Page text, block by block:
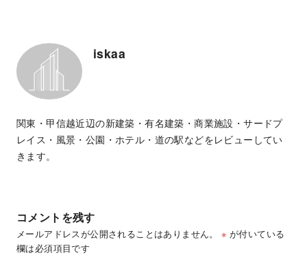
iskaa
関東・甲信越近辺の新建築・有名建築・商業施設・サードプ
レイス・風景・公園・ホテル・道の駅などをレビューしてい
きます。
コメントを残す
メールアドレスが公開されることはありません。 ※ が付いている
欄は必須項目です